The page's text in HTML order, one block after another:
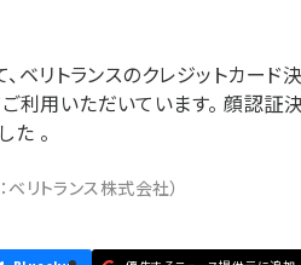
ベリトランスのクレジットカー
利用いただいています。 顔認証
。
リトランス株式会社）